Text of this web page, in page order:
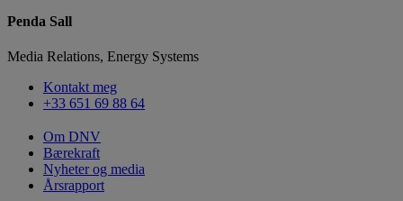
Penda Sall
Media Relations, Energy Systems
Kontakt meg
+33 651 69 88 64
Om DNV
Bærekraft
Nyheter og media
Årsrapport